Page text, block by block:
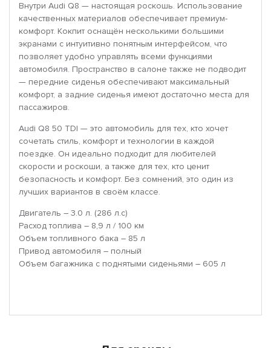
Внутри Audi Q8 — настоящая роскошь. Использование
качественных материалов обеспечивает премиум-
комфорт. Кокпит оснащён несколькими большими
экранами с интуитивно понятным интерфейсом, что
позволяет удобно управлять всеми функциями
автомобиля. Пространство в салоне также не подводит
— передние сиденья обеспечивают максимальный
комфорт, а задние сиденья имеют достаточно места для
пассажиров.
Audi Q8 50 TDI — это автомобиль для тех, кто хочет
сочетать стиль, комфорт и технологии в каждой
поездке. Он идеально подходит для любителей
скорости и роскоши, а также для тех, кто ценит
безопасность и комфорт. Без сомнений, это один из
лучших вариантов в своём классе.
Двигатель – 3.0 л. (286 л.с)
Расход топлива – 8,9 л / 100 км
Объем топливного бака – 85 л
Привод автомобиля – полный
Объем багажника с поднятыми сиденьями – 605 л